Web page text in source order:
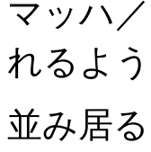
マッハ
れるよ
並み居